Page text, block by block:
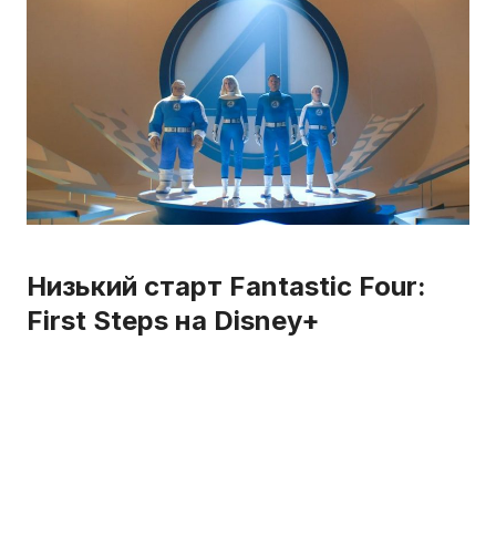
Низький старт Fantastic Four:
First Steps на Disney+